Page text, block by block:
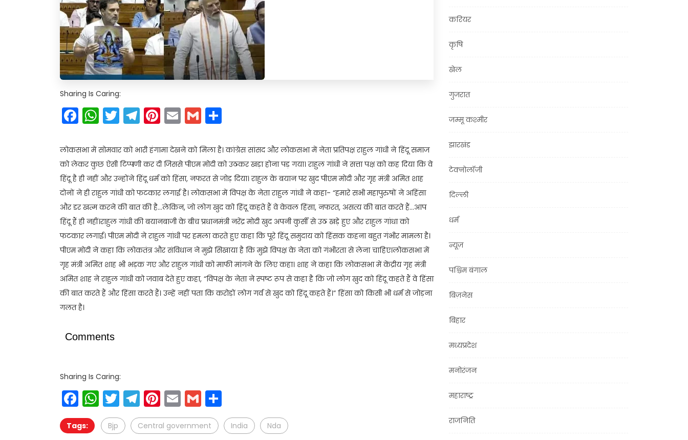
Sharing Is Caring:
Facebook
WhatsApp
Twitter
Telegram
Pinterest
EmailGmail
लोकसभा में सोमवार को भारी हंगामा देखने को मिला है। कांग्रेस सांसद और लोकसभा में नेता प्रतिपक्ष राहुल गांधी ने हिंदू समाज
को लेकर कुछ ऐसी टिप्पणी कर दी जिससे पीएम मोदी को उठकर खड़ा होना पड़ गया। राहुल गांधी ने सत्ता पक्ष को कह दिया कि वे
हिंदू है ही नहीं और उन्होंने हिंदू धर्म को हिंसा, नफरत से जोड़ दिया। राहुल के बयान पर खुद पीएम मोदी और गृह मंत्री अमित शाह
दोनों ने ही राहुल गांधी को फटकार लगाई है। लोकसभा में विपक्ष के नेता राहुल गांधी ने कहा- “हमारे सभी महापुरुषों ने अहिंसा
और डर खत्म करने की बात की है…लेकिन, जो लोग खुद को हिंदू कहते हैं वे केवल हिंसा, नफरत, असत्य की बात करते हैं…आप
हिंदू हैं ही नहीं।राहुल गांधी की बयानबाजी के बीच प्रधानमंत्री नरेंद्र मोदी खुद अपनी कुर्सी से उठ खड़े हुए और राहुल गांधा को
फटकार लगाई। पीएम मोदी ने राहुल गांधी पर हमला करते हुए कहा कि पूरे हिंदू समुदाय को हिंसक कहना बहुत गंभीर मामला है।
पीएम मोदी ने कहा कि लोकतंत्र और संविधान ने मुझे सिखाया है कि मुझे विपक्ष के नेता को गंभीरता से लेना चाहिए।लोकसभा में
गृह मंत्री अमित शाह भी भड़क गए और राहुल गांधी को माफी मांगने के लिए कहा। शाह ने कहा कि लोकसभा में केंद्रीय गृह मंत्री
अमित शाह ने राहुल गांधी को जवाब देते हुए कहा, “विपक्ष के नेता ने स्पष्ट रूप से कहा है कि जो लोग खुद को हिंदू कहते हैं वे हिंसा
की बात करते हैं और हिंसा करते हैं। उन्हें नहीं पता कि करोड़ों लोग गर्व से खुद को हिंदू कहते हैं।” हिंसा को किसी भी धर्म से जोड़ना
गलत है।
Comments
Sharing Is Caring:
Facebook
WhatsApp
Twitter
Telegram
Pinterest
EmailGmail
Tags: Bjp Central government India Nda
करियर
कृषि
खेल
गुजरात
जम्मू कश्मीर
झारखंड
टेक्नोलॉजी
दिल्ली
धर्म
न्यूज़
पश्चिम बंगाल
बिज़नेस
बिहार
मध्यप्रदेश
मनोरंजन
महाराष्ट्र
राजनिति